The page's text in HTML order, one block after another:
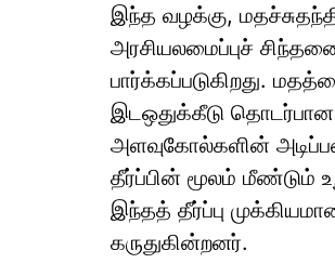
இந்த வழக்கு,
அரசியலமைப்புச்
பார்க்கப்படுகிறது.
இடஒதுக்கீடு
அளவுகோல்களின்
தீர்ப்பின் மூலம் மீண்டும்
இந்தத் தீர்ப்பு
கருதுகின்றனர்.